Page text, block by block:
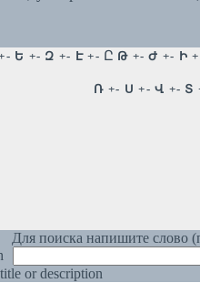
Для поиска напишите слово
or description